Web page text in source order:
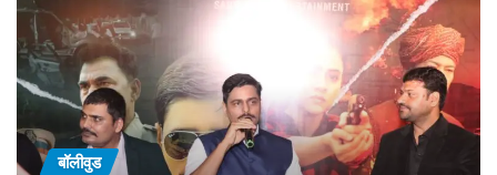
बॉलीवुड